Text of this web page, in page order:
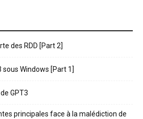
des RDD [Part 2]
Windows [Part 1]
GPT3
principales face à la malédiction de